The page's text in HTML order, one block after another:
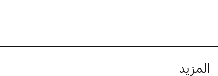
المزيد